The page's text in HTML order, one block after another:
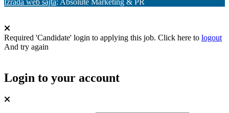
Izrada web sajta: Absolute Marketing & PR
Required 'Candidate' login to applying this job. Click here to logout
And try again
Login to your account